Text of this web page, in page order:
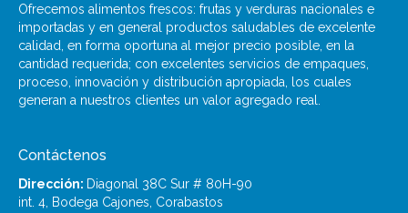
Ofrecemos alimentos frescos: frutas y verduras nacionales e
importadas y en general productos saludables de excelente
calidad, en forma oportuna al mejor precio posible, en la
cantidad requerida; con excelentes servicios de empaques,
proceso, innovación y distribución apropiada, los cuales
generan a nuestros clientes un valor agregado real.
Contáctenos
Dirección: Diagonal 38C Sur # 80H-90
int. 4, Bodega Cajones, Corabastos